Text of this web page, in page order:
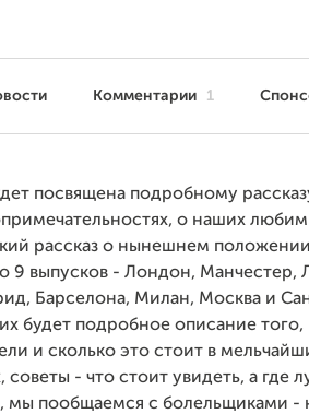
Комментарии 1
посвящена подробному
о наших
рассказ о нынешнем
9 выпусков - Лондон, Манчестер,
Барселона, Милан, Москва и
будет подробное описание того,
и сколько это стоит в
советы - что стоит увидеть, а где
мы пообщаемся с болельщиками -